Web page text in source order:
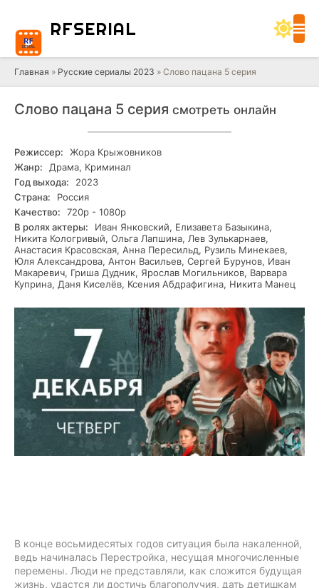
RFSERIAL
Главная » Русские сериалы 2023 » Слово пацана 5 серия
Слово пацана 5 серия смотреть онлайн
Режиссер:
Жора Крыжовников
Жанр:
Драма, Криминал
Год выхода:
2023
Страна:
Россия
Качество:
720р - 1080р
В ролях актеры:
Иван Янковский, Елизавета Базыкина,
Никита Кологривый, Ольга Лапшина, Лев Зулькарнаев,
Анастасия Красовская, Анна Пересильд, Рузиль Минекаев,
Юля Александрова, Антон Васильев, Сергей Бурунов, Иван
Макаревич, Гриша Дудник, Ярослав Могильников, Варвара
Куприна, Даня Киселёв, Ксения Абдрафигина, Никита Манец
В конце восьмидесятых годов ситуация была накаленной,
ведь начиналась Перестройка, несущая многочисленные
перемены. Люди не представляли, как сложится будущая
жизнь, удастся ли достичь благополучия, дать детишкам